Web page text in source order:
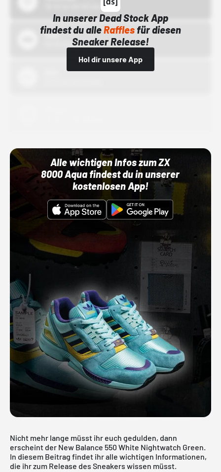
In unserer Dead Stock App
findest du alleRafflesfür diesen
Sneaker Release!
Hol dir unsere App
Bstn
01.10.22 00:00 Uhr
Alle wichtigen Infos zum ZX
8000 Aqua findest du in unserer
kostenlosen App!
Nicht mehr lange müsst ihr euch gedulden, dann
erscheint der New Balance 550 White Nightwatch Green.
In diesem Beitrag findet ihr alle wichtigen Informationen,
die ihr zum Release des Sneakers wissen müsst.